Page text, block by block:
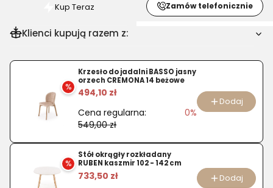
Szybki
zakup
dla
produktu
Fotel
obrotowy
czarny
skóra
naturalna
Kup Teraz Zamów telefonicznie
Klienci kupują razem z:
%
Krzesło do jadalni BASSO jasny
orzech CREMONA 14 beżowe
494,10 zł
Cena regularna:
549,00 zł
0%
Dodaj
%
Stół okrągły rozkładany
RUBEN kaszmir 102 - 142 cm
733,50 zł
Dodaj